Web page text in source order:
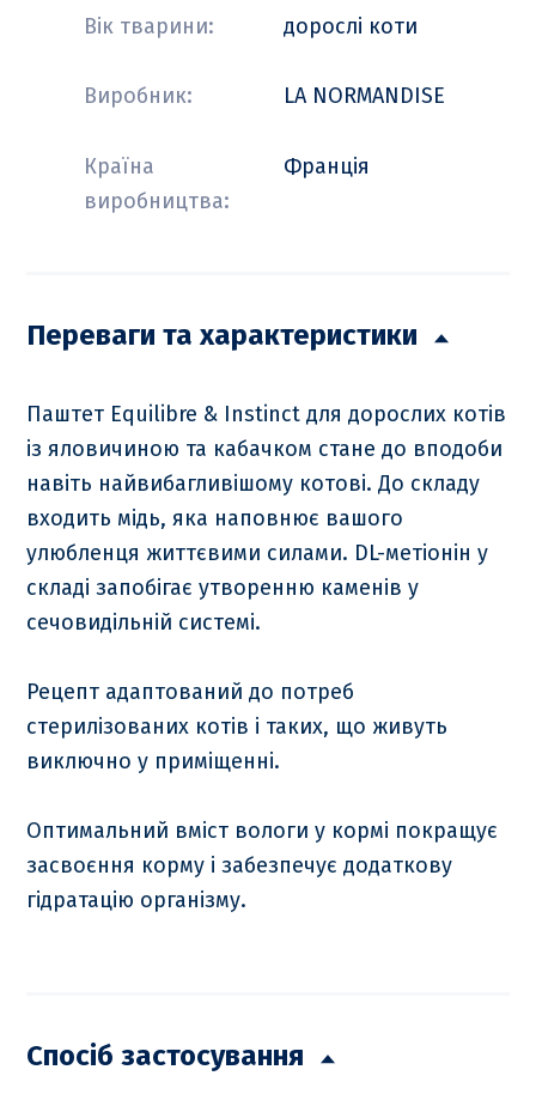
Вік тварини: дорослі коти
Виробник: LA NORMANDISE
Країна
виробництва:
Франція
Переваги та характеристики
Паштет Equilibre & Instinct для дорослих котів
із яловичиною та кабачком стане до вподоби
навіть найвибагливішому котові. До складу
входить мідь, яка наповнює вашого
улюбленця життєвими силами. DL-метіонін у
складі запобігає утворенню каменів у
сечовидільній системі.
Рецепт адаптований до потреб
стерилізованих котів і таких, що живуть
виключно у приміщенні.
Оптимальний вміст вологи у кормі покращує
засвоєння корму і забезпечує додаткову
гідратацію організму.
Спосіб застосування